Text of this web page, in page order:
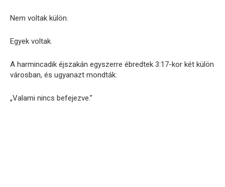
Nem voltak külön.
Egyek voltak.
A harmincadik éjszakán egyszerre ébredtek 3:17-kor két külön
városban, és ugyanazt mondták:
„Valami nincs befejezve.”